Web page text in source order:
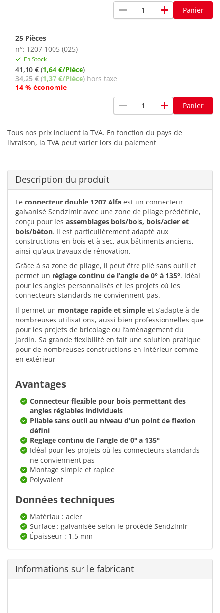
remove add Panier
25 Pièces
n°: 1207 1005 (025)
En Stock
41,10 € (1,64 €/Pièce)
34,25 € (1,37 €/Pièce) hors taxe
14 % économie
remove add Panier
Tous nos prix incluent la TVA. En fonction du pays de
livraison, la TVA peut varier lors du paiement
Description du produit
Le connecteur double 1207 Alfa est un connecteur
galvanisé Sendzimir avec une zone de pliage prédéfinie,
conçu pour les assemblages bois/bois, bois/acier et
bois/béton. Il est particulièrement adapté aux
constructions en bois et à sec, aux bâtiments anciens,
ainsi qu’aux travaux de rénovation.
Grâce à sa zone de pliage, il peut être plié sans outil et
permet un réglage continu de l’angle de 0° à 135°. Idéal
pour les angles personnalisés et les projets où les
connecteurs standards ne conviennent pas.
Il permet un montage rapide et simple et s’adapte à de
nombreuses utilisations, aussi bien professionnelles que
pour les projets de bricolage ou l’aménagement du
jardin. Sa grande flexibilité en fait une solution pratique
pour de nombreuses constructions en intérieur comme
en extérieur
Avantages
Connecteur flexible pour bois permettant des
angles réglables individuels
Pliable sans outil au niveau d'un point de flexion
défini
Réglage continu de l’angle de 0° à 135°
Idéal pour les projets où les connecteurs standards
ne conviennent pas
Montage simple et rapide
Polyvalent
Données techniques
Matériau : acier
Surface : galvanisée selon le procédé Sendzimir
Épaisseur : 1,5 mm
Informations sur le fabricant